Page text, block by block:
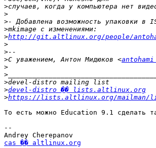
>
>
>
>
>http://git.altlinux.org/people/
>
>
>С уважением, Антон Мидюков <
>
>
>
>devel-distro �� lists.altlinux.org
>https://lists.altlinux.org/mailman/
То есть можно Education 9.1 сделать
--
cas �� altlinux.org